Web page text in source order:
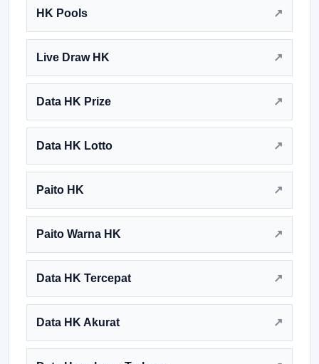
HK Pools
Live Draw HK
Data HK Prize
Data HK Lotto
Paito HK
Paito Warna HK
Data HK Tercepat
Data HK Akurat